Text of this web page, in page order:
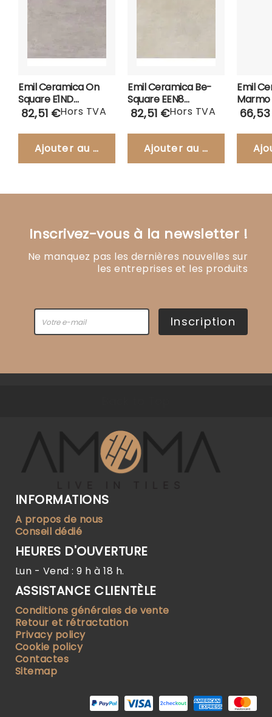
Emil Ceramica On
Square E1ND
Carrelage 60x60
82,51 €Hors TVA
Ajouter au panier
Emil Ceramica Be-
Square EEN8
Carrelage 60x60
82,51 €Hors TVA
Ajouter au panier
Emil
Marmo
Inscrivez-vous à la newsletter !
Ne manquez pas les dernières nouvelles sur
les entreprises et les produits
Inscription
INFORMATIONS
A propos de nous
Conseil dédié
HEURES D'OUVERTURE
Lun - Vend : 9 h à 18 h.
ASSISTANCE CLIENTÈLE
Conditions générales de vente
Retour et rétractation
Privacy policy
Cookie policy
Contactes
Sitemap